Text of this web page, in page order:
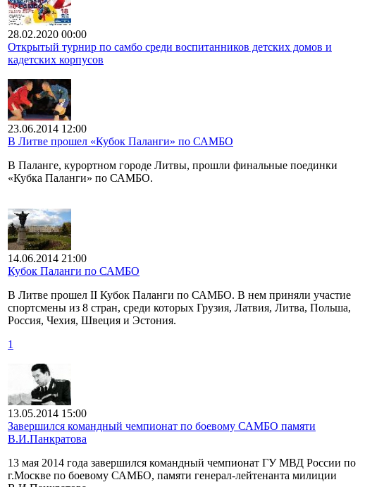
28.02.2020 00:00
Открытый турнир по самбо среди воспитанников детских домов и
кадетских корпусов
23.06.2014 12:00
В Литве прошел «Кубок Паланги» по САМБО
В Паланге, курортном городе Литвы, прошли финальные поединки
«Кубка Паланги» по САМБО.
14.06.2014 21:00
Кубок Паланги по САМБО
В Литве прошел II Кубок Паланги по САМБО. В нем приняли участие
спортсмены из 8 стран, среди которых Грузия, Латвия, Литва, Польша,
Россия, Чехия, Швеция и Эстония.
1
13.05.2014 15:00
Завершился командный чемпионат по боевому САМБО памяти
В.И.Панкратова
13 мая 2014 года завершился командный чемпионат ГУ МВД России по
г.Москве по боевому САМБО, памяти генерал-лейтенанта милиции